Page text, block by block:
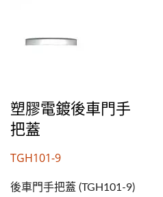
塑膠電鍍後車門手
把蓋
TGH101-9
後車門手把蓋 (TGH101-9)